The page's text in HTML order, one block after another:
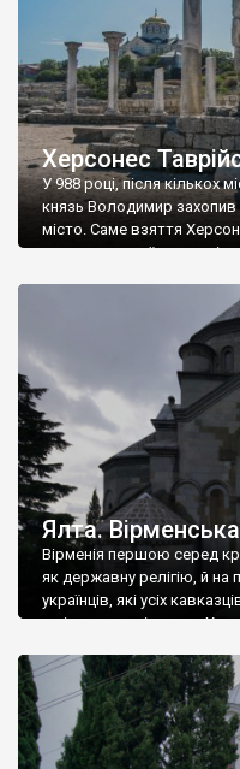
Херсонес
У 988 році, після кількох
князь Володимир захопив
місто. Саме взяття
диктувати свої умови
Херсонесі Володимир-
А потім було Хрещення
Ялта.
Вірменія першою серед
як державну релігію, й на
українців, які усіх
є відданими вірянами